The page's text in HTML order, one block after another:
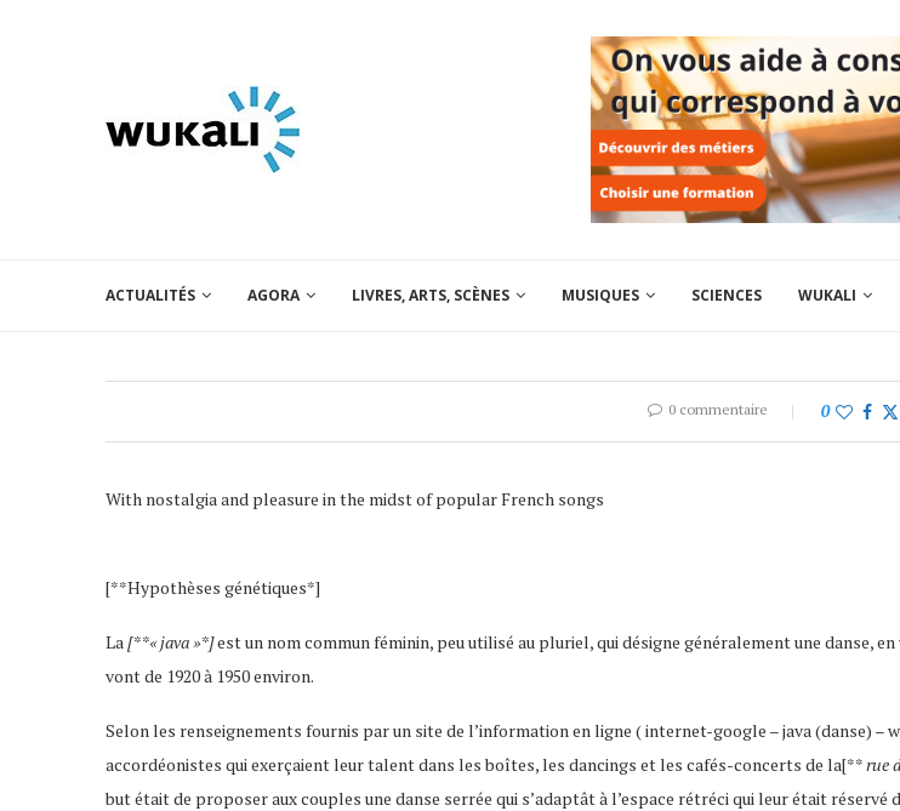
ACTUALITÉS AGORA LIVRES, ARTS, SCÈNES MUSIQUES SCIENCES WUKALI
0 commentaire 0
With nostalgia and pleasure in the midst of popular French songs
[**Hypothèses génétiques*]
La[**« java »*]est un nom commun féminin, peu utilisé au pluriel, qui désigne généralement une danse,
vont de 1920 à 1950 environ.
Selon les renseignements fournis par un site de l’information en ligne ( internet-google – java (danse) –
accordéonistes qui exerçaient leur talent dans les boîtes, les dancings et les cafés-concerts de la[**rue
but était de proposer aux couples une danse serrée qui s’adaptât à l’espace rétréci qui leur était